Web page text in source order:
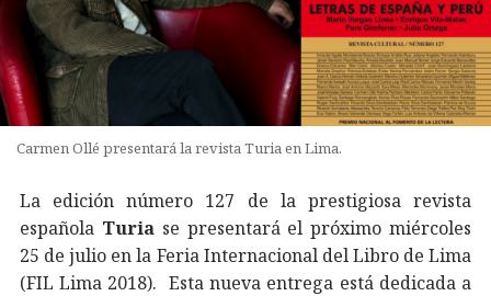
Carmen Ollé presentará la revista Turia en Lima.
La edición número 127 de la prestigiosa revista
española Turiase presentará el próximo miércoles
25 de julio en la Feria Internacional del Libro de Lima
(FIL Lima 2018). Esta nueva entrega está dedicada a